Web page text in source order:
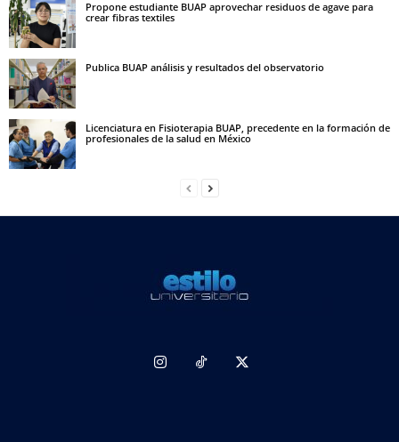
Propone estudiante BUAP aprovechar residuos de agave para
crear fibras textiles
Publica BUAP análisis y resultados del observatorio
Licenciatura en Fisioterapia BUAP, precedente en la formación de
profesionales de la salud en México